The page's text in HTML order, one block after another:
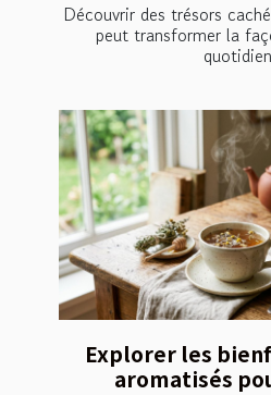
Découvrir des trésors
peut transformer la
Explorer les
aromatisés